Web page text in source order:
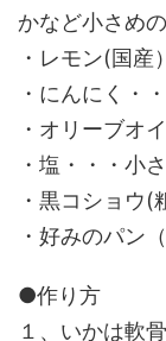
かなど小さめの
・レモン(国産
・にんにく・
・オリーブオ
・塩・・・小
・黒コショウ(
・好みのパン
●作り方
１、いかは軟